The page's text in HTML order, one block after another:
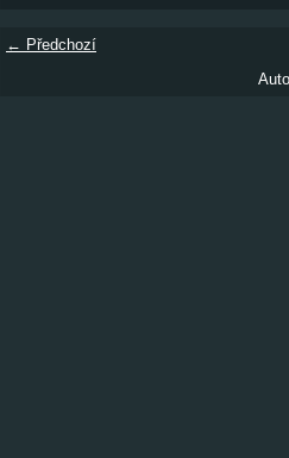
← Předchozí